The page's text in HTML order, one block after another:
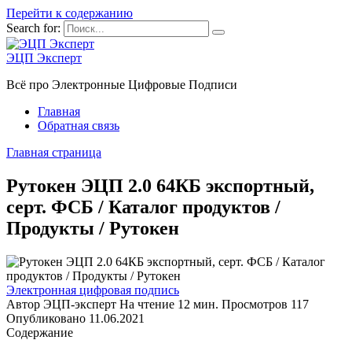
Перейти к содержанию
Search for:
ЭЦП Эксперт
Всё про Электронные Цифровые Подписи
Главная
Обратная связь
Главная страница
Рутокен ЭЦП 2.0 64КБ экспортный,
серт. ФСБ / Каталог продуктов /
Продукты / Рутокен
Электронная цифровая подпись
Автор ЭЦП-эксперт На чтение 12 мин. Просмотров 117
Опубликовано 11.06.2021
Содержание